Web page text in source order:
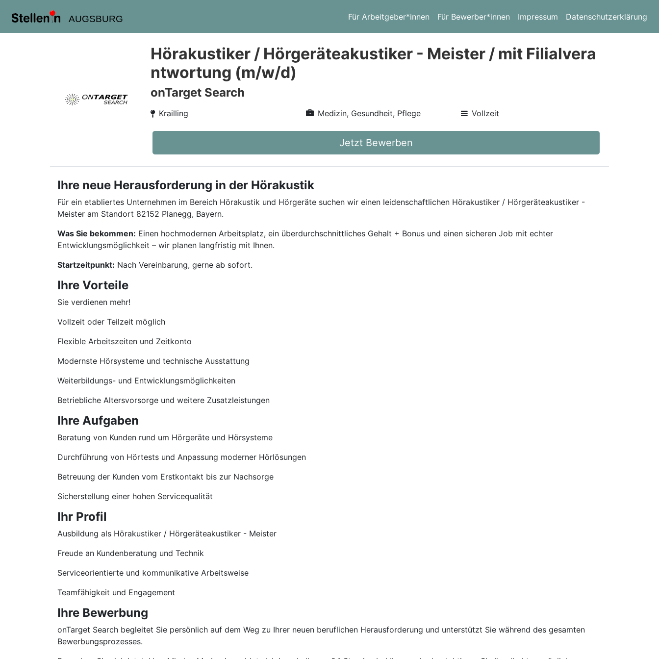
AUGSBURG Für Arbeitgeber*innen Für Bewerber*innen Impressum Datenschutzerklärung
Hörakustiker / Hörgeräteakustiker - Meister / mit Filialvera
ntwortung (m/w/d)
onTarget Search
Krailling Medizin, Gesundheit, Pflege Vollzeit
Jetzt Bewerben
Ihre neue Herausforderung in der Hörakustik
Für ein etabliertes Unternehmen im Bereich Hörakustik und Hörgeräte suchen wir einen leidenschaftlichen Hörakustiker / Hörgeräteakustiker -
Meister am Standort 82152 Planegg, Bayern.
Was Sie bekommen: Einen hochmodernen Arbeitsplatz, ein überdurchschnittliches Gehalt + Bonus und einen sicheren Job mit echter
Entwicklungsmöglichkeit – wir planen langfristig mit Ihnen.
Startzeitpunkt: Nach Vereinbarung, gerne ab sofort.
Ihre Vorteile
Sie verdienen mehr!
Vollzeit oder Teilzeit möglich
Flexible Arbeitszeiten und Zeitkonto
Modernste Hörsysteme und technische Ausstattung
Weiterbildungs- und Entwicklungsmöglichkeiten
Betriebliche Altersvorsorge und weitere Zusatzleistungen
Ihre Aufgaben
Beratung von Kunden rund um Hörgeräte und Hörsysteme
Durchführung von Hörtests und Anpassung moderner Hörlösungen
Betreuung der Kunden vom Erstkontakt bis zur Nachsorge
Sicherstellung einer hohen Servicequalität
Ihr Profil
Ausbildung als Hörakustiker / Hörgeräteakustiker - Meister
Freude an Kundenberatung und Technik
Serviceorientierte und kommunikative Arbeitsweise
Teamfähigkeit und Engagement
Ihre Bewerbung
onTarget Search begleitet Sie persönlich auf dem Weg zu Ihrer neuen beruflichen Herausforderung und unterstützt Sie während des gesamten
Bewerbungsprozesses.